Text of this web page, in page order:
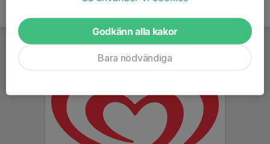
Godkänn alla kakor
Bara nödvändiga